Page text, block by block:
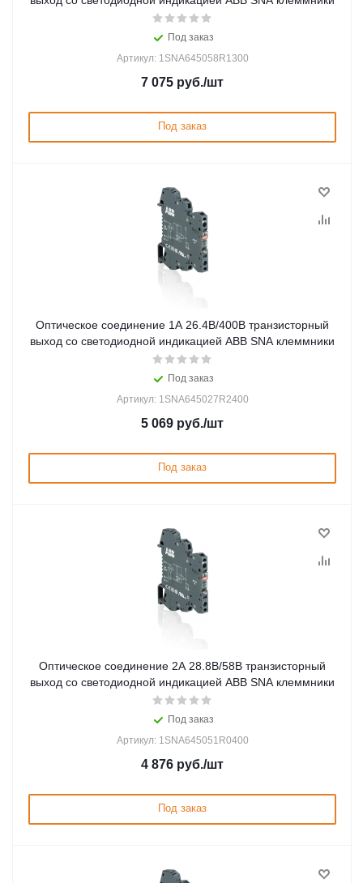
Под заказ
Артикул: 1SNA645058R1300
7 075 руб./шт
Под заказ
Оптическое соединение 1А 26.4В/400В транзисторный
выход со светодиодной индикацией ABB SNA клеммники
Под заказ
Артикул: 1SNA645027R2400
5 069 руб./шт
Под заказ
Оптическое соединение 2А 28.8В/58В транзисторный
выход со светодиодной индикацией ABB SNA клеммники
Под заказ
Артикул: 1SNA645051R0400
4 876 руб./шт
Под заказ